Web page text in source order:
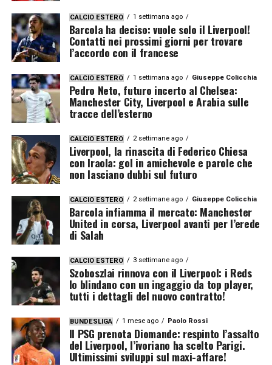
CALCIO ESTERO 1 settimana ago
Barcola ha deciso: vuole solo il Liverpool!
Contatti nei prossimi giorni per trovare
l’accordo con il francese
CALCIO ESTERO 1 settimana ago Giuseppe Colicchia
Pedro Neto, futuro incerto al Chelsea:
Manchester City, Liverpool e Arabia sulle
tracce dell’esterno
CALCIO ESTERO 2 settimane ago
Liverpool, la rinascita di Federico Chiesa
con Iraola: gol in amichevole e parole che
non lasciano dubbi sul futuro
CALCIO ESTERO 2 settimane ago Giuseppe Colicchia
Barcola infiamma il mercato: Manchester
United in corsa, Liverpool avanti per l’erede
di Salah
CALCIO ESTERO 3 settimane ago
Szoboszlai rinnova con il Liverpool: i Reds
lo blindano con un ingaggio da top player,
tutti i dettagli del nuovo contratto!
BUNDESLIGA 1 mese ago Paolo Rossi
Il PSG prenota Diomande: respinto l’assalto
del Liverpool, l’ivoriano ha scelto Parigi.
Ultimissimi sviluppi sul maxi-affare!